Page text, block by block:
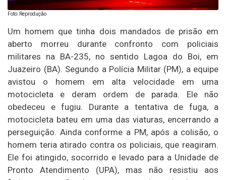
Foto: Reprodução
Um homem que tinha dois mandados de prisão em
aberto morreu durante confronto com policiais
militares na BA-235, no sentido Lagoa do Boi, em
Juazeiro (BA). Segundo a Polícia Militar (PM), a equipe
avistou o homem em alta velocidade em uma
motocicleta e deram ordem de parada. Ele não
obedeceu e fugiu. Durante a tentativa de fuga, a
motocicleta bateu em uma das viaturas, encerrando a
perseguição. Ainda conforme a PM, após a colisão, o
homem teria atirado contra os policiais, que reagiram.
Ele foi atingido, socorrido e levado para a Unidade de
Pronto Atendimento (UPA), mas não resistiu aos